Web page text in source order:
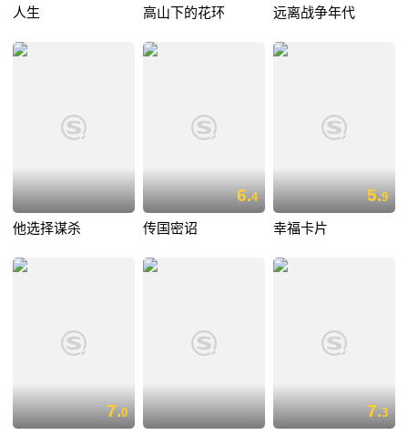
人生 高山下的花环 远离战争年代
他选择谋杀
6.4
传国密诏
5.9
幸福卡片
7.0 7.3